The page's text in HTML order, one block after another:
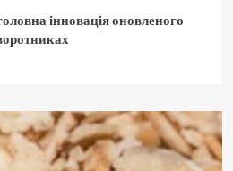
інновація оновленого